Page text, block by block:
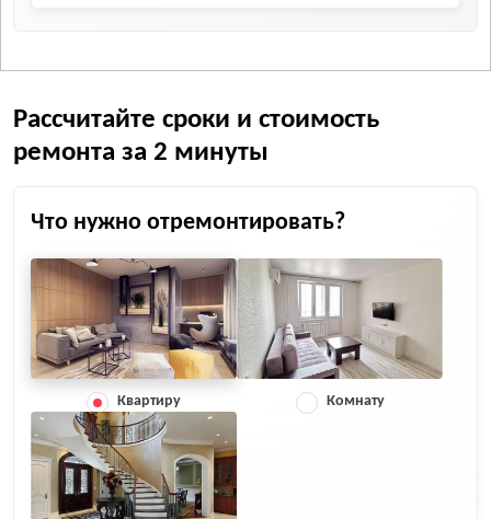
Рассчитайте сроки и стоимость
ремонта за 2 минуты
Что нужно отремонтировать?
Квартиру Комнату